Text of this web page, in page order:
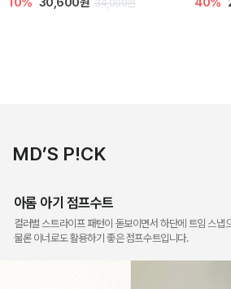
14,000원
MD’S P!CK
아롬 아기 점프수트
컬러별 스트라이프 패턴이 돋보이면서 하단에 트임 스냅
물론 이너로도 활용하기 좋은 점프수트입니다.